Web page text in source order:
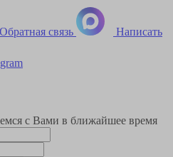
Обратная связь Написать
с Вами в ближайшее время